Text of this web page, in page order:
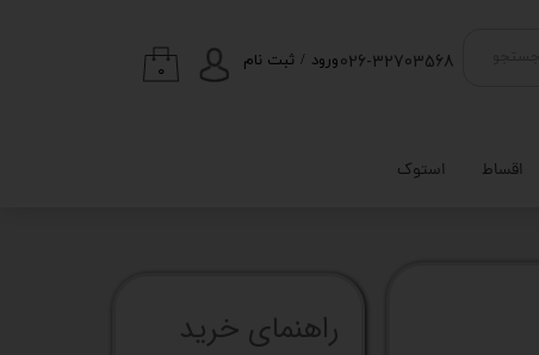
اقساط استوک
ورود / ثبت نام
۰ 026-32703568
راهنما​​​​​​​​​​​​​​ی خرید